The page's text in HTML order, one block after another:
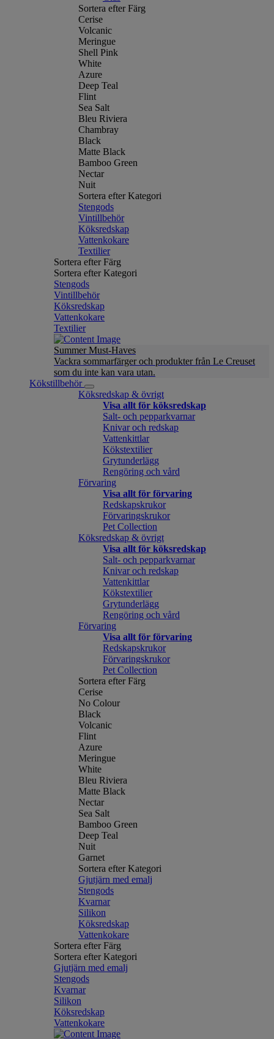
Sortera efter Färg
Cerise
Volcanic
Meringue
Shell Pink
White
Azure
Deep Teal
Flint
Sea Salt
Bleu Riviera
Chambray
Black
Matte Black
Bamboo Green
Nectar
Nuit
Sortera efter Kategori
Stengods
Vintillbehör
Köksredskap
Vattenkokare
Textilier
Sortera efter Färg
Sortera efter Kategori
Stengods
Vintillbehör
Köksredskap
Vattenkokare
Textilier
Summer Must-Haves
Vackra sommarfärger och produkter från Le Creuset
som du inte kan vara utan.
Kökstillbehör
Köksredskap & övrigt
Visa allt för köksredskap
Salt- och pepparkvarnar
Knivar och redskap
Vattenkittlar
Kökstextilier
Grytunderlägg
Rengöring och vård
Förvaring
Visa allt för förvaring
Redskapskrukor
Förvaringskrukor
Pet Collection
Köksredskap & övrigt
Visa allt för köksredskap
Salt- och pepparkvarnar
Knivar och redskap
Vattenkittlar
Kökstextilier
Grytunderlägg
Rengöring och vård
Förvaring
Visa allt för förvaring
Redskapskrukor
Förvaringskrukor
Pet Collection
Sortera efter Färg
Cerise
No Colour
Black
Volcanic
Flint
Azure
Meringue
White
Bleu Riviera
Matte Black
Nectar
Sea Salt
Bamboo Green
Deep Teal
Nuit
Garnet
Sortera efter Kategori
Gjutjärn med emalj
Stengods
Kvarnar
Silikon
Köksredskap
Vattenkokare
Sortera efter Färg
Sortera efter Kategori
Gjutjärn med emalj
Stengods
Kvarnar
Silikon
Köksredskap
Vattenkokare